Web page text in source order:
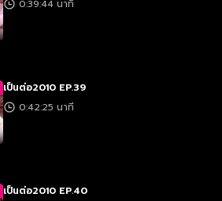
0:39:44 นาที
เป็นต่อ2010 EP.39
0:42:25 นาที
เป็นต่อ2010 EP.40